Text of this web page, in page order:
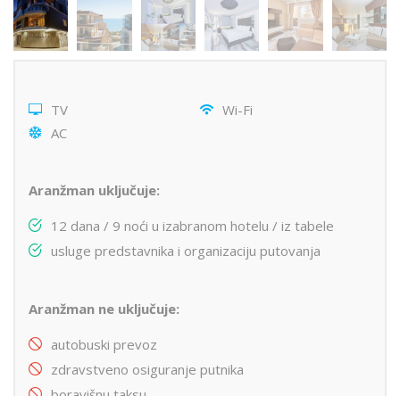
TV
Wi-Fi
AC
Aranžman uključuje:
12 dana / 9 noći u izabranom hotelu / iz tabele
usluge predstavnika i organizaciju putovanja
Aranžman ne uključuje:
autobuski prevoz
zdravstveno osiguranje putnika